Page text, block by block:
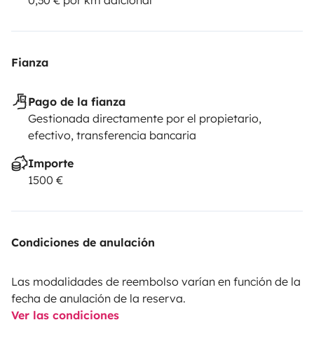
Fianza
Pago de la fianza
Gestionada directamente por el propietario,
efectivo, transferencia bancaria
Importe
1500 €
Condiciones de anulación
Las modalidades de reembolso varían en función de la
fecha de anulación de la reserva.
Ver las condiciones